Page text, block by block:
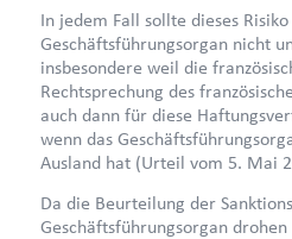
In jedem Fall sollte dieses
Geschäftsführungsorgan nicht
insbesondere weil die
Rechtsprechung des
auch dann für diese
wenn das
Ausland hat (Urteil vom 5. Mai
Da die Beurteilung der
Geschäftsführungsorgan